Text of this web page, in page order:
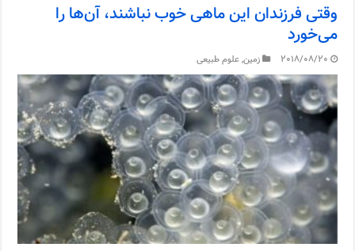
وقتی فرزندان این ماهی خوب نباشند، آن‌ها را
می‌خورد
2018/08/20 زمین,علوم طبیعی